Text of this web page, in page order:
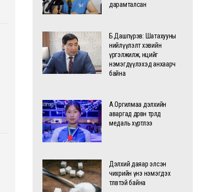
дарамталсан
Б.Дашпүрэв: Шатахууны
нийлүүлэлт хэвийн
үргэлжилж, нөөцийг
нэмэгдүүлэхэд анхаарч
байна
А.Оргилмаа дэлхийн
аваргад дөрвөн төрөлд
медаль хүртлээ
Дэлхий даяар элсэн
чихрийн үнэ нэмэгдэх
төлөвтэй байна